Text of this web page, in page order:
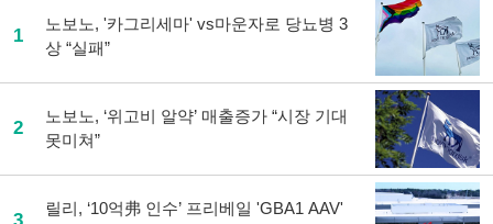
1
노보노, '카그리세마' vs마운자로 당뇨병 3
상 “실패”
2
노보노, ‘위고비 알약’ 매출증가 “시장 기대
못미쳐”
3
릴리, ‘10억弗 인수’ 프리베일 'GBA1 AAV'